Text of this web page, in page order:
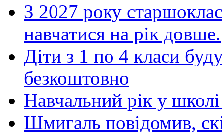
З 2027 року
навчатися на рік довше.
Діти з 1 по 4 класи
безкоштовно
Навчальний рік у
Шмигаль повідомив,